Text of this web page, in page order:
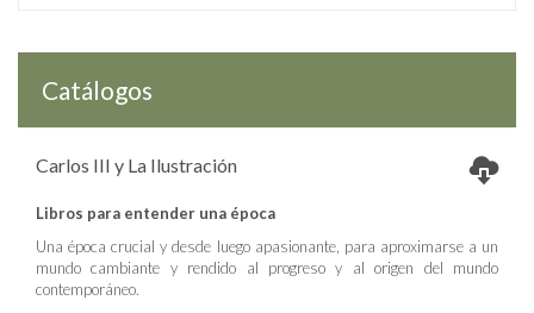
Catálogos
Carlos III y La Ilustración
Libros para entender una época
Una época crucial y desde luego apasionante, para aproximarse a un
mundo cambiante y rendido al progreso y al origen del mundo
contemporáneo.